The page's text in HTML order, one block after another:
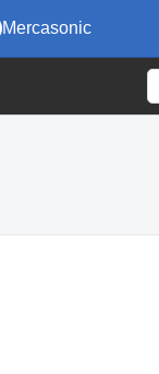
Mercasonic